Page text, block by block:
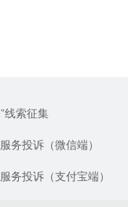
线索征集
务投诉（微信端）
务投诉（支付宝端）